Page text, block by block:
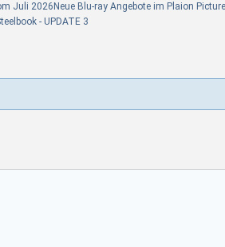
Juli 2026 Neue Blu-ray Angebote im Plaion
- UPDATE 3